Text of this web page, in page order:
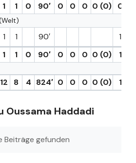
1 1 0 90′ 0 0 0 0 (0) 0
1 1 90′
1
1
1 0 90′ 0 0 0 0 (0) 1
12 8 4 824′ 0 0 0 0 (0) 1
Oussama Haddadi
Beiträge gefunden